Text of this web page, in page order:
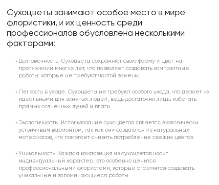
Сухоцветы занимают особое место в мире
флористики, и их ценность среди
профессионалов обусловлена несколькими
факторами:
Долговечность. Сухоцветы сохраняют свою форму и цвет на
протяжении многих лет, что позволяет создавать композитные
работы, которые не требуют частой замены.
Легкость в уходе.Сухоцветы не требуют особого ухода, что делает их
идеальными для занятых людей, ведь достаточно лишь избегать
прямых солнечных лучей и влаги.
Экологичность. Использование сухоцветов является экологически
устойчивым вариантом, так как они создаются из натуральных
материалов, что помогает снизить потребление свежих цветов.
Уникальность. Каждая композиция из сухоцветов носит
индивидуальный характер, это особенно ценится
профессиональными флористами, которые стремятся создавать
уникальные и запоминающиеся работы.